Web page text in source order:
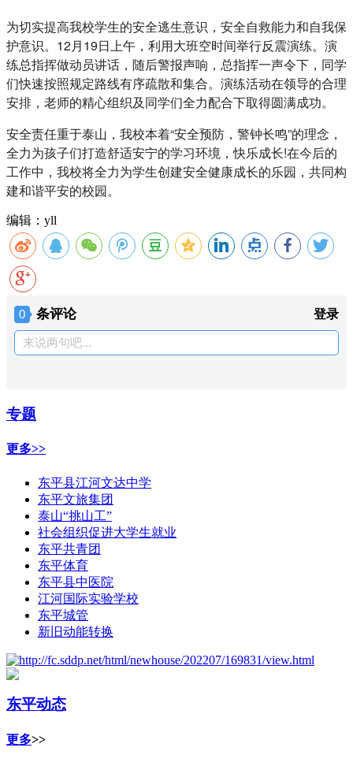
为切实提高我校学生的安全逃生意识，安全自救能力和自我保
护意识。12月19日上午，利用大班空时间举行反震演练。演
练总指挥做动员讲话，随后警报声响，总指挥一声令下，同学
们快速按照规定路线有序疏散和集合。演练活动在领导的合理
安排，老师的精心组织及同学们全力配合下取得圆满成功。
安全责任重于泰山，我校本着“安全预防，警钟长鸣”的理念，
全力为孩子们打造舒适安宁的学习环境，快乐成长!在今后的
工作中，我校将全力为学生创建安全健康成长的乐园，共同构
建和谐平安的校园。
编辑：yll
0 条评论 登录
来说两句吧...
专题
更多>>
东平县江河文达中学
东平文旅集团
泰山“挑山工”
社会组织促进大学生就业
东平共青团
东平体育
东平县中医院
江河国际实验学校
东平城管
新旧动能转换
东平动态
更多>>